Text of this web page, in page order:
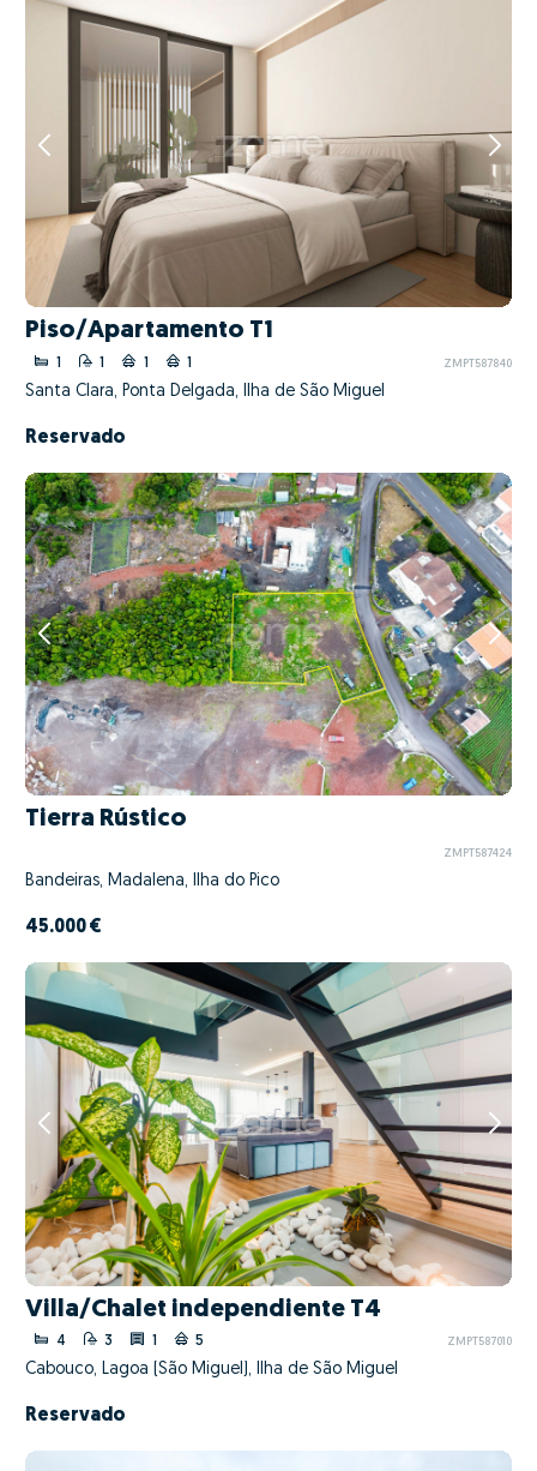
Piso/Apartamento T1
1 1 1 1 ZMPT587840
Santa Clara, Ponta Delgada, Ilha de São Miguel
Reservado
Tierra Rústico
ZMPT587424
Bandeiras, Madalena, Ilha do Pico
45.000 €
Villa/Chalet independiente T4
4 3 1 5 ZMPT587010
Cabouco, Lagoa (São Miguel), Ilha de São Miguel
Reservado